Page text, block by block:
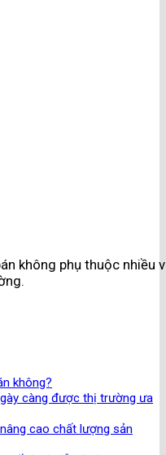
không phụ thuộc
không?
càng được thị trường ưa
cao chất lượng sản